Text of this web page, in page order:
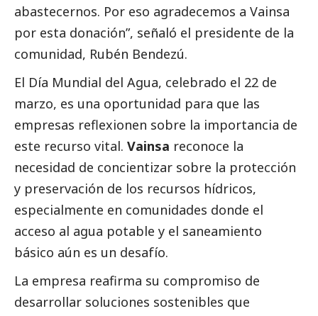
abastecernos. Por eso agradecemos a Vainsa
por esta donación”, señaló el presidente de la
comunidad, Rubén Bendezú.
El Día Mundial del Agua, celebrado el 22 de
marzo, es una oportunidad para que las
empresas reflexionen sobre la importancia de
este recurso vital. Vainsa reconoce la
necesidad de concientizar sobre la protección
y preservación de los recursos hídricos,
especialmente en comunidades donde el
acceso al agua potable y el saneamiento
básico aún es un desafío.
La empresa reafirma su compromiso de
desarrollar soluciones sostenibles que